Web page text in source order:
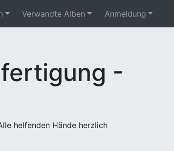
Verwandte Alben Anmeldung
-
helfenden Hände herzlich